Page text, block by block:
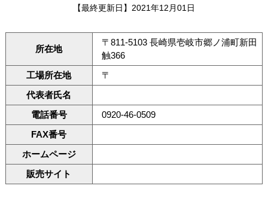
【最終更新日】2021年12月01日
所在地
〒811-5103 長崎県壱岐市郷ノ浦町新田
触366
工場所在地
〒
代表者氏名
電話番号
0920-46-0509
FAX番号
ホームページ
販売サイト